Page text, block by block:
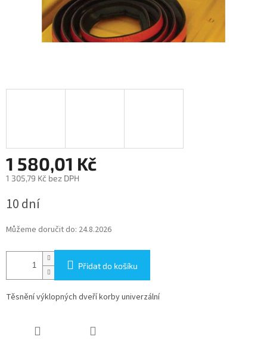
1 580,01 Kč
1 305,79 Kč bez DPH
cena:
10 dní
Můžeme doručit do: 24.8.2026
Přidat do košíku
Těsnění výklopných dveří korby univerzální